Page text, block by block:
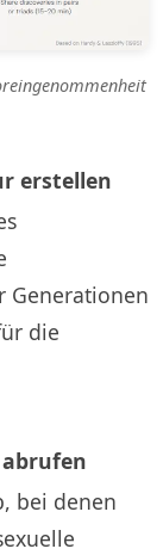
erstellen
Generationen
die
bei denen